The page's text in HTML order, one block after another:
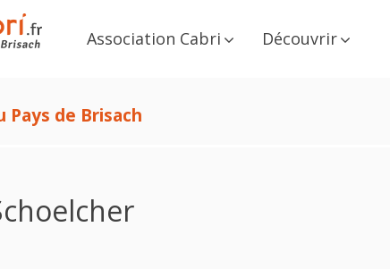
Association Cabri Découvrir
Pays de Brisach